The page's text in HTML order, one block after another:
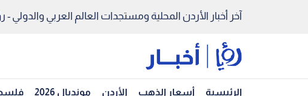
آخر أخبار الأردن المحلية ومستجدات العالم العربي والدولي -
الرئيسية أسعار الذهب الأردن مونديال 2026